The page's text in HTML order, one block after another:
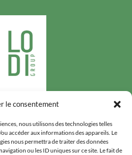
le consentement
nous utilisons des technologies telles
accéder aux informations des appareils. Le
nous permettra de traiter des données
ou les ID uniques sur ce site. Le fait de
nous